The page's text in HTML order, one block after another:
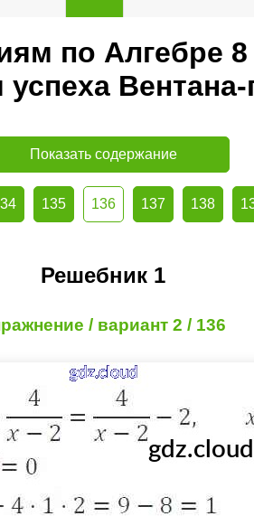
по Алгебре 8
Показать содержание
135 136 137 138
Решебник 1
/ вариант 2 / 136